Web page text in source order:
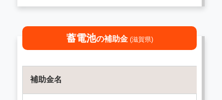
蓄電池の補助金 (滋賀県)
補助金名